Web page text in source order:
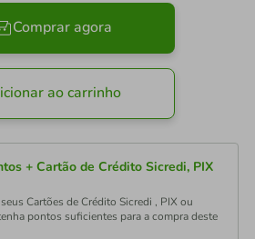
Comprar agora
ao carrinho
+ Cartão de Crédito Sicredi, PIX
Cartões de Crédito Sicredi , PIX ou
pontos suficientes para a compra deste